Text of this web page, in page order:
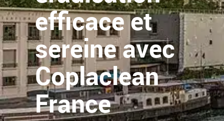
efficace et
sereine avec
Coplaclean
France